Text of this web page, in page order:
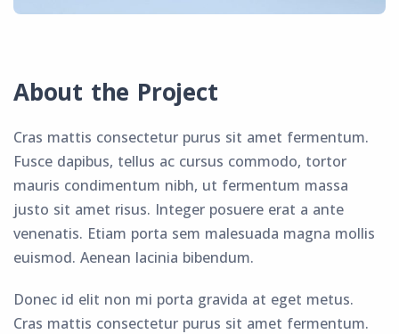
About the Project
Cras mattis consectetur purus sit amet fermentum.
Fusce dapibus, tellus ac cursus commodo, tortor
mauris condimentum nibh, ut fermentum massa
justo sit amet risus. Integer posuere erat a ante
venenatis. Etiam porta sem malesuada magna mollis
euismod. Aenean lacinia bibendum.
Donec id elit non mi porta gravida at eget metus.
Cras mattis consectetur purus sit amet fermentum.